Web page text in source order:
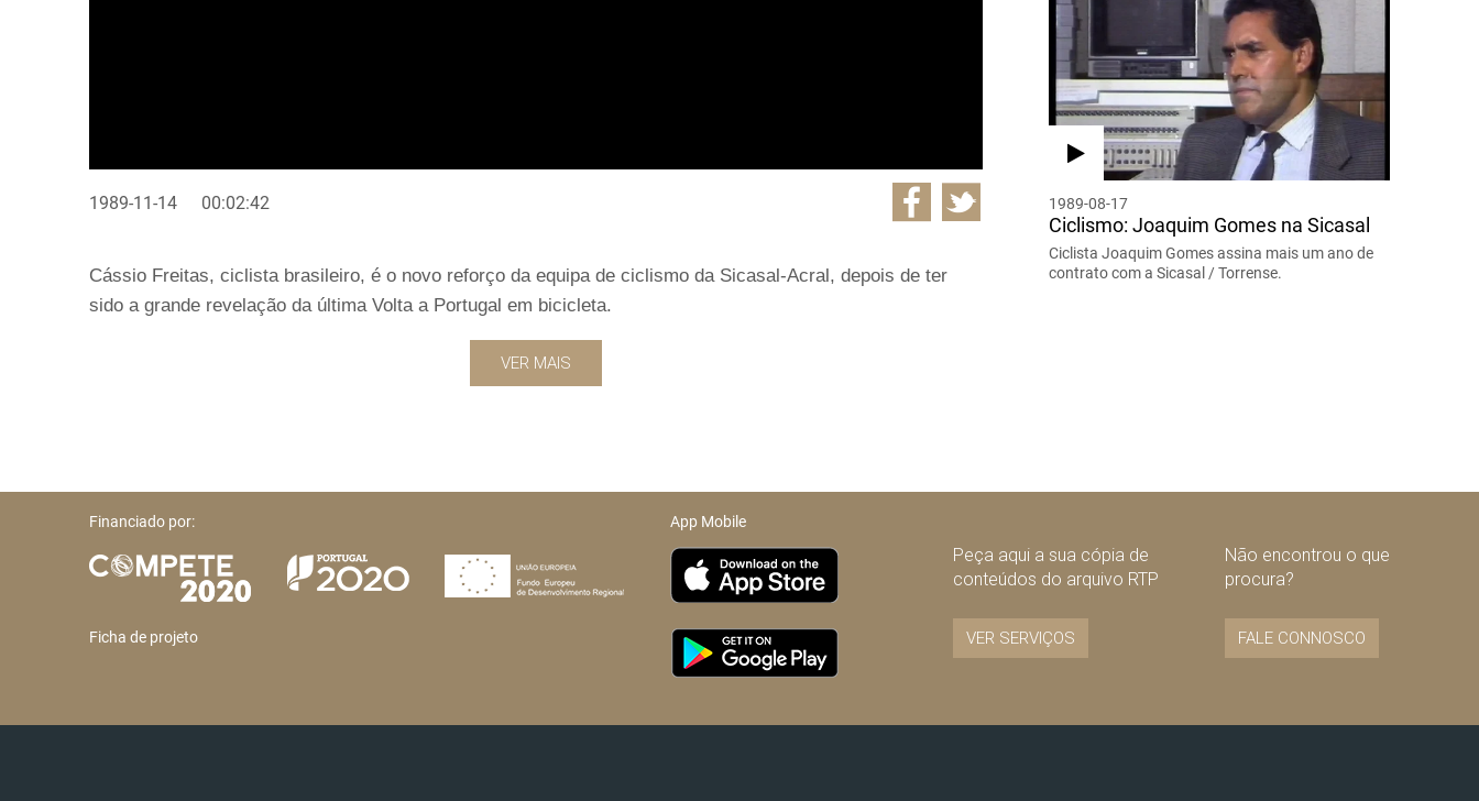
1989-11-14 00:02:42
Cássio Freitas, ciclista brasileiro, é o novo reforço da equipa de ciclismo da Sicasal-Acral, depois de ter
sido a grande revelação da última Volta a Portugal em bicicleta.
VER MAIS
1989-08-17
Ciclismo: Joaquim Gomes na Sicasal
Ciclista Joaquim Gomes assina mais um ano de
contrato com a Sicasal / Torrense.
Financiado por:
Ficha de projeto
App Mobile
Peça aqui a sua cópia de
conteúdos do arquivo RTP
VER SERVIÇOS
Não encontrou o que
procura?
FALE CONNOSCO